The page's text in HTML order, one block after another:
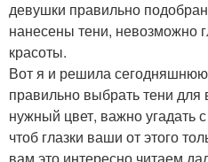
девушки правильно
нанесены тени, невозможно
красоты.
Вот я и решила сегодняшнюю
правильно выбрать тени
нужный цвет, важно угадать
чтоб глазки ваши от этого